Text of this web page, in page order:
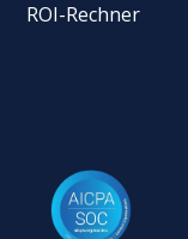
ROI-Rechner